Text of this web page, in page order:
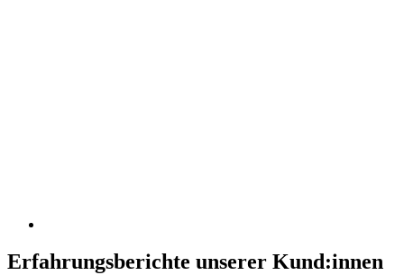
Erfahrungsberichte unserer Kund:innen